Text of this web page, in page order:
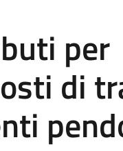
per
di